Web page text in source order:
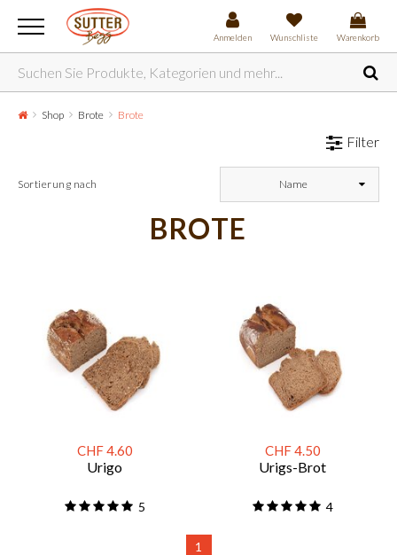
Anmelden Wunschliste Warenkorb
Shop Brote Brote
Filter
Sortierung nach Name
BROTE
CHF 4.60
Urigo
5
CHF 4.50
Urigs-Brot
4
1